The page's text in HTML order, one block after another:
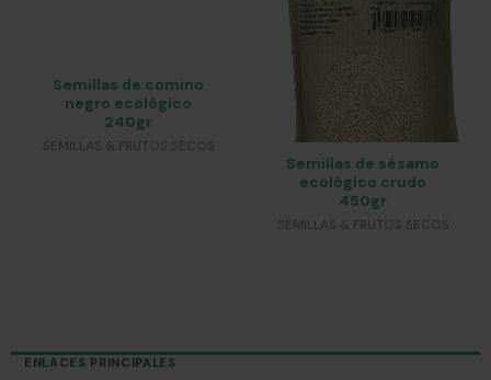
Semillas de comino
negro ecológico
240gr
SEMILLAS & FRUTOS SECOS
Semillas de sésamo
ecológico crudo
450gr
SEMILLAS & FRUTOS SECOS
ENLACES PRINCIPALES